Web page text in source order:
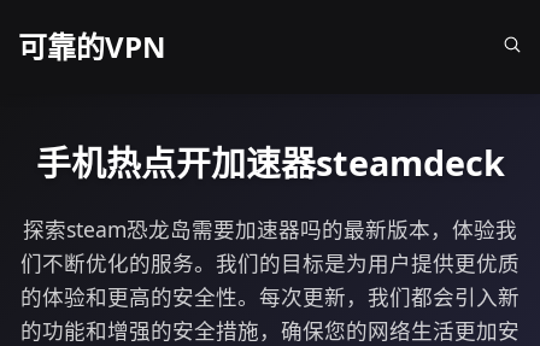
可靠的VPN
手机热点开加速器steamdeck
探索steam恐龙岛需要加速器吗的最新版本，体验我
们不断优化的服务。我们的目标是为用户提供更优质
的体验和更高的安全性。每次更新，我们都会引入新
的功能和增强的安全措施，确保您的网络生活更加安